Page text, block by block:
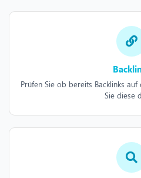
Prüfen Sie ob bereits Backlinks
Sie diese